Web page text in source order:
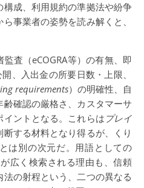
成、利用規約の準拠法や紛争
事業者の姿勢を読み解くと、
査（eCOGRA等）の有無、即
、入出金の所要日数・上限、
requirements）の明確性、自
確認の厳格さ、カスタマーサ
ントとなる。これらは プレイ
する材料となり得るが、くり
は別の次元だ。用語としての
が広く検索される理由も、信頼
の射程という、二つの異なる